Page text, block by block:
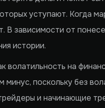
уступают. Когда
В зависимости от
истории.
на
поскольку без
и начинающие